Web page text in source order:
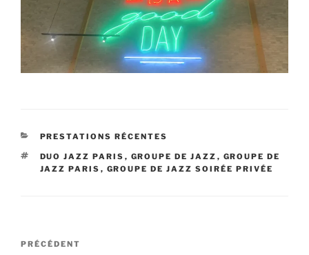
CATÉGORIES
PRESTATIONS RÉCENTES
ÉTIQUETTES
DUO JAZZ PARIS , GROUPE DE JAZZ , GROUPE DE
JAZZ PARIS , GROUPE DE JAZZ SOIRÉE PRIVÉE
Navigation
Article
PRÉCÉDENT